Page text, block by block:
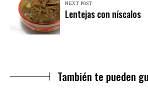
NEXT POST
Lentejas con níscalos
También te pueden